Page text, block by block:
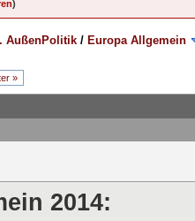
)
AußenPolitik / Europa Allgemein
»
2014: